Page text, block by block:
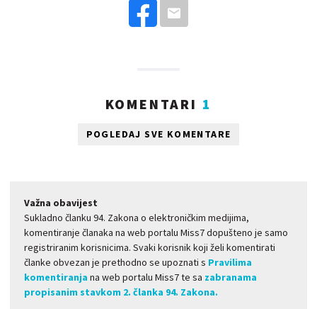
KOMENTARI 1
POGLEDAJ SVE KOMENTARE
Važna obavijest
Sukladno članku 94. Zakona o elektroničkim medijima,
komentiranje članaka na web portalu Miss7 dopušteno je samo
registriranim korisnicima. Svaki korisnik koji želi komentirati
članke obvezan je prethodno se upoznati s Pravilima
komentiranja na web portalu Miss7 te sa zabranama
propisanim stavkom 2. članka 94. Zakona.